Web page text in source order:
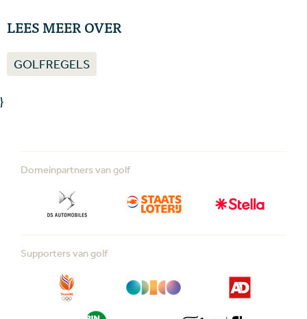
LEES MEER OVER
GOLFREGELS
}
Domeinpartners van golf
Supporters van golf